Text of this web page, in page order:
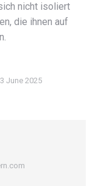
nicht isoliert
die ihnen auf
June 2025